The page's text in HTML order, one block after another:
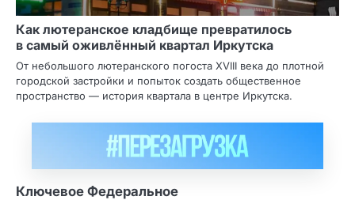
Как лютеранское кладбище превратилось
в самый оживлённый квартал Иркутска
От небольшого лютеранского погоста XVIII века до плотной
городской застройки и попыток создать общественное
пространство — история квартала в центре Иркутска.
Ключевое Федеральное